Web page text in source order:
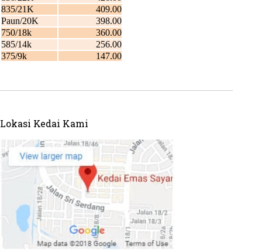
Lokasi Kedai Kami